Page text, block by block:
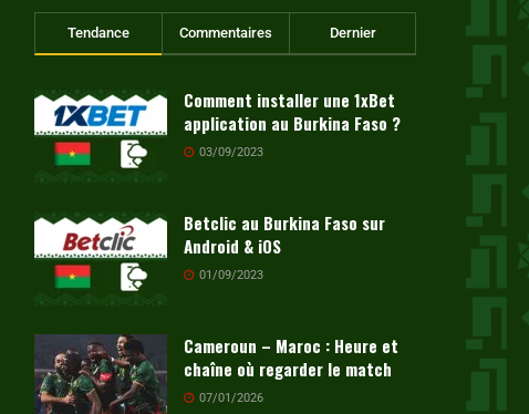
Tendance Commentaires Dernier
Comment installer une 1xBet
application au Burkina Faso ?
03/09/2023
Betclic au Burkina Faso sur
Android & iOS
01/09/2023
Cameroun – Maroc : Heure et
chaîne où regarder le match
07/01/2026